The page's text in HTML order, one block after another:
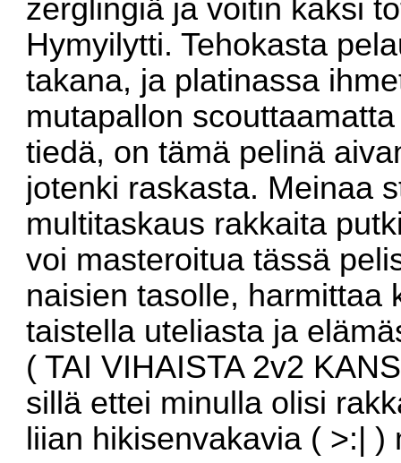
zerglingiä ja voitin kaksi
Hymyilytti. Tehokasta
takana, ja platinassa
mutapallon
tiedä, on tämä pelinä
jotenki raskasta. Meinaa
multitaskaus rakkaita
voi masteroitua tässä
naisien tasolle, harmittaa
taistella uteliasta ja
( TAI VIHAISTA 2v2
sillä ettei minulla olisi
liian hikisenvakavia ( >:|